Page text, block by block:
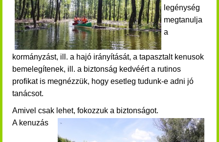
legénység
megtanulja
a
kormányzást, ill. a hajó irányítását, a tapasztalt kenusok
bemelegítenek, ill. a biztonság kedvéért a rutinos
profikat is megnézzük, hogy esetleg tudunk-e adni jó
tanácsot.
Amivel csak lehet, fokozzuk a biztonságot.
A kenuzás